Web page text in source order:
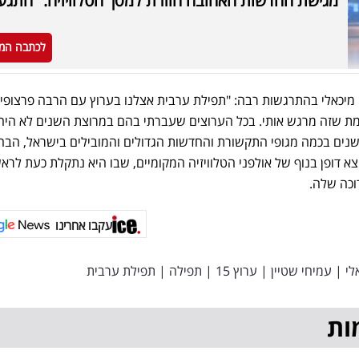
לכתבה
בהתרגשות רבה: "תפילת ערבית אצלנו בערוץ עם הרבה
שזה מרגש אותי. בכל הערוצים שעברתי בהם במרוצת השנים לא
בכמה מגופי התקשורת והחדשות הגדולים והמובילים בישראל,
דופן בנוף של אולפני הטלוויזיה המקומיים, שבו היא נתקלת כעת
שלה.
עקבו אחרינו
| עמיחי שטיין | ערוץ 15 | תפילה | תפילת ערבית